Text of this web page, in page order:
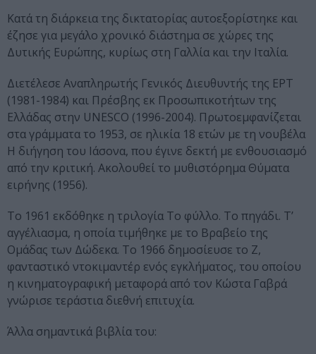
Κατά τη διάρκεια της δικτατορίας αυτοεξορίστηκε και
έζησε για μεγάλο χρονικό διάστημα σε χώρες της
Δυτικής Ευρώπης, κυρίως στη Γαλλία και την Ιταλία.
Διετέλεσε Αναπληρωτής Γενικός Διευθυντής της ΕΡΤ
(1981-1984) και Πρέσβης εκ Προσωπικοτήτων της
Ελλάδας στην UNESCO (1996-2004). Πρωτοεμφανίζεται
στα γράμματα το 1953, σε ηλικία 18 ετών με τη νουβέλα
Η διήγηση του Ιάσονα, που έγινε δεκτή με ενθουσιασμό
από την κριτική. Ακολουθεί το μυθιστόρημα Θύματα
ειρήνης (1956).
Το 1961 εκδόθηκε η τριλογία Το φύλλο. Το πηγάδι. Τ’
αγγέλιασμα, η οποία τιμήθηκε με το Βραβείο της
Ομάδας των Δώδεκα. Το 1966 δημοσίευσε το Ζ,
φανταστικό ντοκιμαντέρ ενός εγκλήματος, του οποίου
η κινηματογραφική μεταφορά από τον Κώστα Γαβρά
γνώρισε τεράστια διεθνή επιτυχία.
Άλλα σημαντικά βιβλία του: